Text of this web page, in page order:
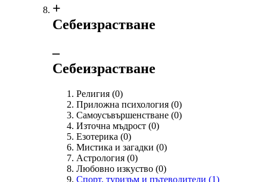
+
Себеизрастване
‒
Себеизрастване
Религия (0)
Приложна психология (0)
Самоусъвършенстване (0)
Източна мъдрост (0)
Езотерика (0)
Мистика и загадки (0)
Астрология (0)
Любовно изкуство (0)
Спорт, туризъм и пътеводители (1)